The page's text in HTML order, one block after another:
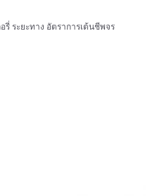
รี่ ระยะทาง อัตราการเต้นชีพจร